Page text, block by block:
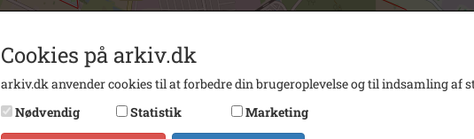
Cookies på arkiv.dk
arkiv.dk anvender cookies til at forbedre din brugeroplevelse og til indsamling af
Nødvendig
Statistik Marketing